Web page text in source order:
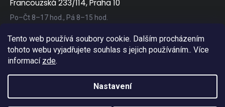
Tento web používá soubory cookie. Dalším procházením
tohoto webu vyjadřujete souhlas s jejich používáním.. Více
informací zde.
Nastavení
Francouzská 233/114, Praha 10
Po–Čt 8–17 hod., Pá 8–15 hod.
Copyright 2026AP Servis. Všechna práva vyhrazena.